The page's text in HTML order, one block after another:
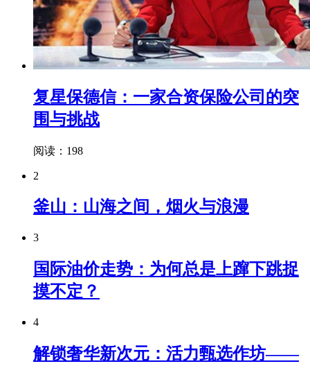
复星保德信：一家合资保险公司的突
围与挑战
阅读：198
2
釜山：山海之间，烟火与浪漫
3
国际油价走势：为何总是上蹿下跳捉
摸不定？
4
解锁奢华新次元：活力甄选作坊——